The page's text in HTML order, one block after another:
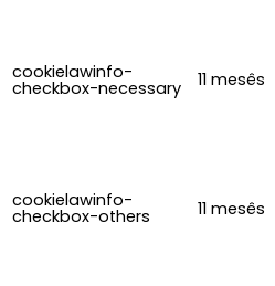
cookielawinfo-
checkbox-necessary 11 mesês
cookielawinfo-
checkbox-others 11 mesês